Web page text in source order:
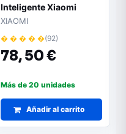
Inteligente Xiaomi
Smart Pet Food Feeder
2/ Control desde APP
XIAOMI
� � � � �(92)
78,50 €
Más de 20 unidades
Añadir al carrito